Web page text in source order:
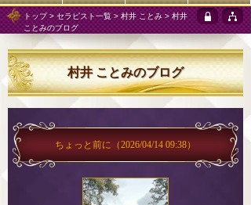
トップ> セラピスト一覧 >村井 ことみ > 村井
ことみのブログ
村井 ことみのブログ
ちょっと前に （2026/04/14 09:38）